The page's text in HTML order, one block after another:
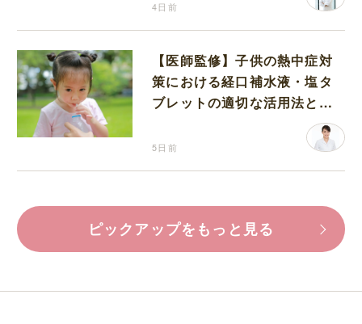
4日前
【医師監修】子供の熱中症対
策における経口補水液・塩タ
ブレットの適切な活用法と水
5日前
ピックアップをもっと見る